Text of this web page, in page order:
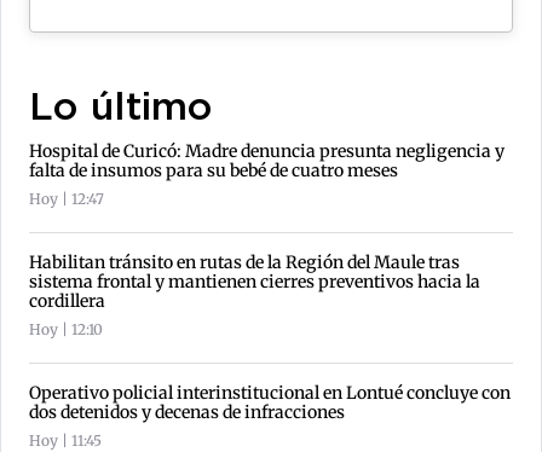
Lo último
Hospital de Curicó: Madre denuncia presunta negligencia y
falta de insumos para su bebé de cuatro meses
Hoy | 12:47
Habilitan tránsito en rutas de la Región del Maule tras
sistema frontal y mantienen cierres preventivos hacia la
cordillera
Hoy | 12:10
Operativo policial interinstitucional en Lontué concluye con
dos detenidos y decenas de infracciones
Hoy | 11:45